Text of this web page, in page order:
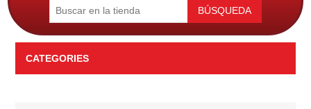
BÚSQUEDA
CATEGORIES